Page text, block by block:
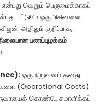
வெறும் பெருமைக்காகப்
மட்டுமே ஒரு பிசினஸை
அதிலும் குறிப்பாக,
பணப்புழக்கம்
ஒரு நிறுவனம் தனது
(Operational Costs)
கொண்டே சமாளிக்கப்